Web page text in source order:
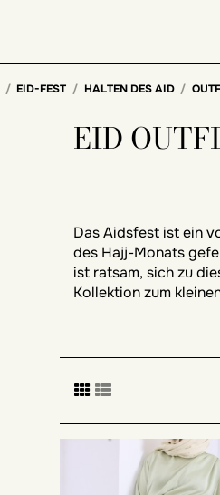
EID-FEST HALTEN DES AID
EID
Das Aidsfest ist ein
des Hajj-Monats
ist ratsam, sich zu
Kollektion zum
Kleid, Abaya, Hijab,
Auswahl Ihrer